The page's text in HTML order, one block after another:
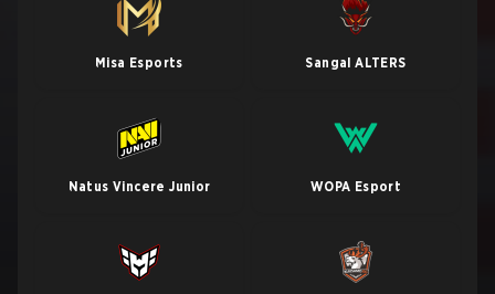
Misa Esports Sangal ALTERS
Natus Vincere Junior WOPA Esport